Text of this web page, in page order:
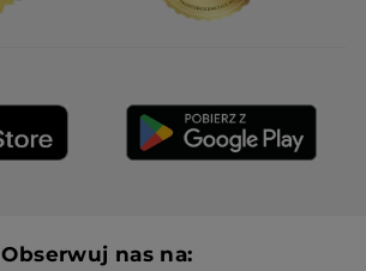
Obserwuj nas na: